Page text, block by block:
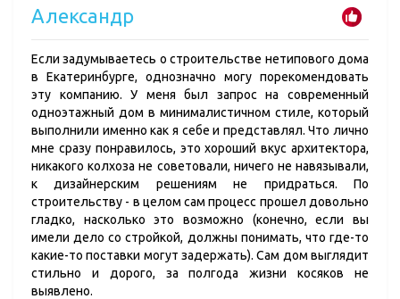
Александр
Если задумываетесь о строительстве нетипового дома
в Екатеринбурге, однозначно могу порекомендовать
эту компанию. У меня был запрос на современный
одноэтажный дом в минималистичном стиле, который
выполнили именно как я себе и представлял. Что лично
мне сразу понравилось, это хороший вкус архитектора,
никакого колхоза не советовали, ничего не навязывали,
к дизайнерским решениям не придраться. По
строительству - в целом сам процесс прошел довольно
гладко, насколько это возможно (конечно, если вы
имели дело со стройкой, должны понимать, что где-то
какие-то поставки могут задержать). Сам дом выглядит
стильно и дорого, за полгода жизни косяков не
выявлено.